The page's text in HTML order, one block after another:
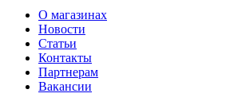
О магазинах
Новости
Статьи
Контакты
Партнерам
Вакансии